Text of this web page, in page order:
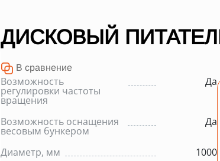
ДИСКОВЫЙ
В сравнение
Возможность
регулировки частоты
вращения
Да
Возможность оснащения
весовым бункером
Да
Диаметр, мм 1000